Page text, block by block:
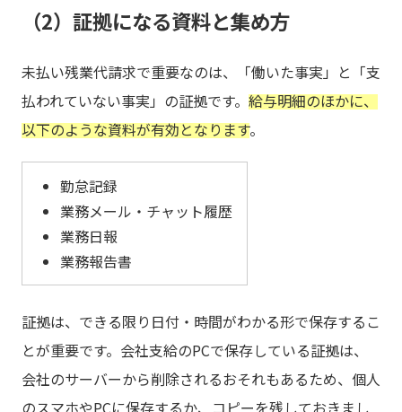
（2）証拠になる資料と集め方
未払い残業代請求で重要なのは、「働いた事実」と「支
払われていない事実」の証拠です。 給与明細のほかに、
以下のような資料が有効となります。
勤怠記録
業務メール・チャット履歴
業務日報
業務報告書
証拠は、できる限り日付・時間がわかる形で保存するこ
とが重要です。会社支給のPCで保存している証拠は、
会社のサーバーから削除されるおそれもあるため、個人